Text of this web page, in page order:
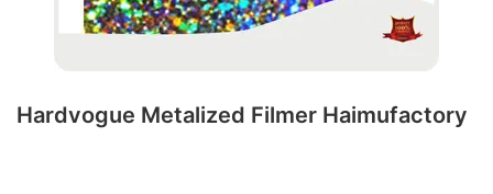
Hardvogue Metalized Filmer Haimufactory